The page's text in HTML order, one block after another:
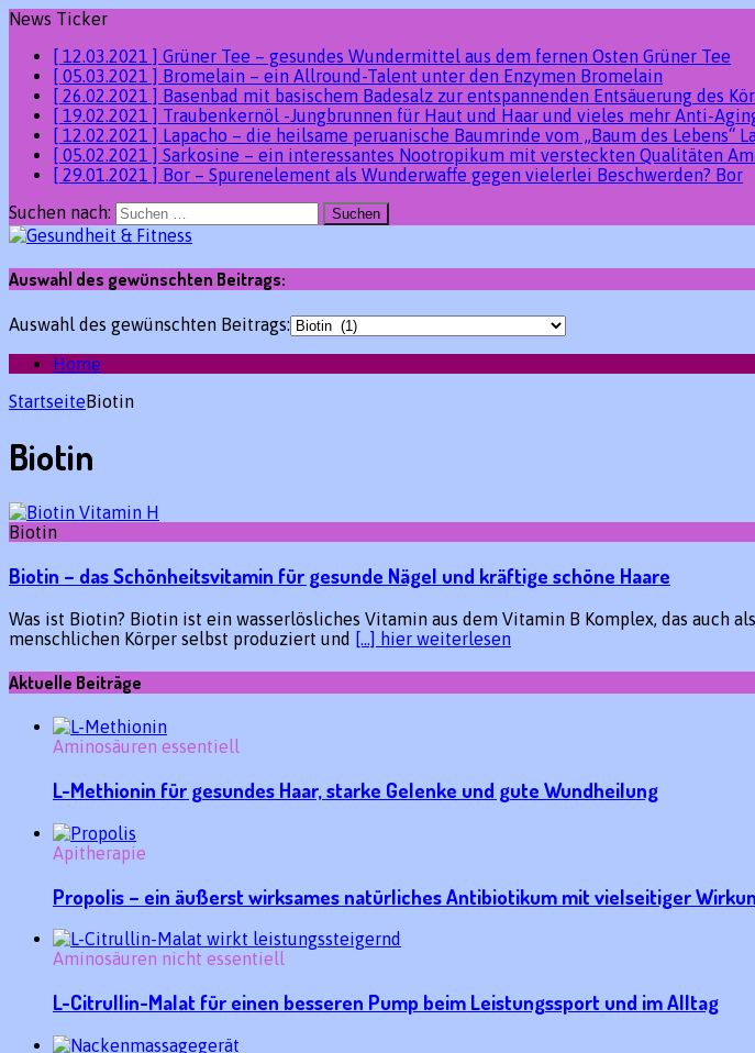
News Ticker
[ 12.03.2021 ] Grüner Tee – gesundes Wundermittel aus dem fernen Osten Grüner Tee
[ 05.03.2021 ] Bromelain – ein Allround-Talent unter den Enzymen Bromelain
[ 26.02.2021 ] Basenbad mit basischem Badesalz zur entspannenden Entsäuerung des
[ 19.02.2021 ] Traubenkernöl -Jungbrunnen für Haut und Haar und vieles mehr Anti-
[ 12.02.2021 ] Lapacho – die heilsame peruanische Baumrinde vom „Baum des Lebens“
[ 05.02.2021 ] Sarkosine – ein interessantes Nootropikum mit versteckten Qualitäten
[ 29.01.2021 ] Bor – Spurenelement als Wunderwaffe gegen vielerlei Beschwerden? Bor
Suchen nach:
Auswahl des gewünschten Beitrags:
Auswahl des gewünschten Beitrags:
Home
StartseiteBiotin
Biotin
Biotin
Biotin – das Schönheitsvitamin für gesunde Nägel und kräftige schöne Haare
Was ist Biotin? Biotin ist ein wasserlösliches Vitamin aus dem Vitamin B Komplex, das auch
menschlichen Körper selbst produziert und […] hier weiterlesen
Aktuelle Beiträge
Aminosäuren essentiell
L-Methionin für gesundes Haar, starke Gelenke und gute Wundheilung
Apitherapie
Propolis – ein äußerst wirksames natürliches Antibiotikum mit vielseitiger
Aminosäuren nicht essentiell
L-Citrullin-Malat für einen besseren Pump beim Leistungssport und im Alltag